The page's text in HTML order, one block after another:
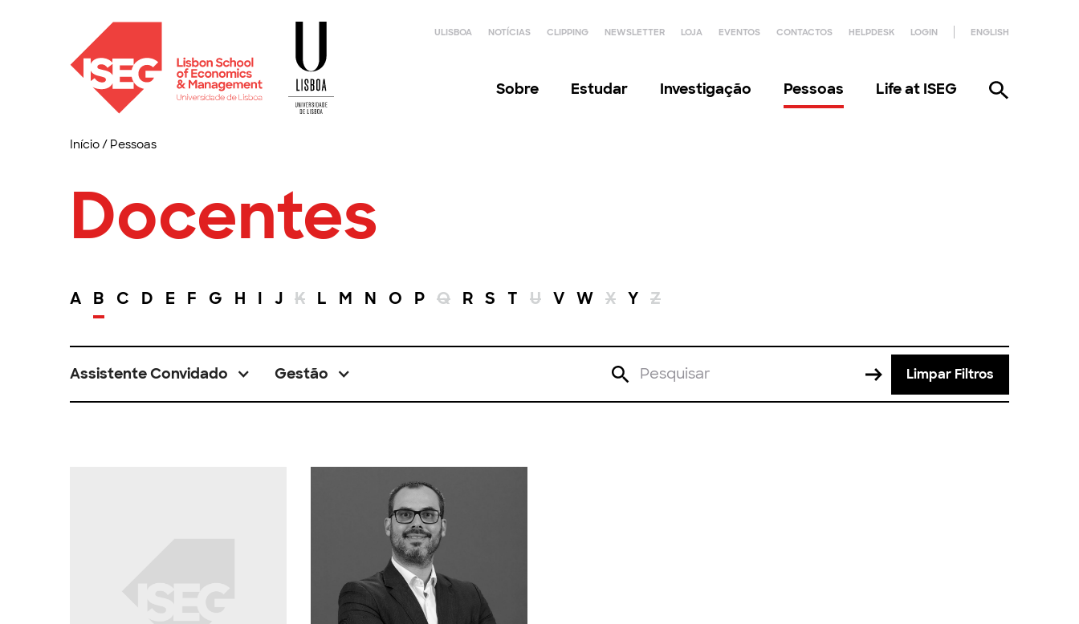
ULISBOA NOTÍCIAS CLIPPING NEWSLETTER LOJA EVENTOS CONTACTOS HELPDESK LOGIN ENGLISH
Sobre Estudar Investigação Pessoas Life at ISEG
Início/ Pessoas
Docentes
A B C D E F G H I J K L M N O P Q R S T U V W X Y Z
Assistente Convidado Gestão Limpar Filtros